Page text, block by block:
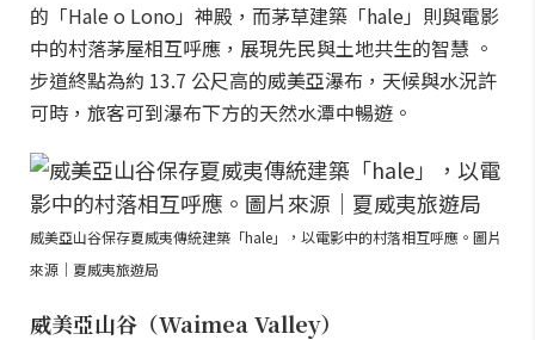
的「Hale o Lono」神殿，而茅草建築「hale」則與電影
中的村落茅屋相互呼應，展現先民與土地共生的智慧 。
步道終點為約 13.7 公尺高的威美亞瀑布，天候與水況許
可時，旅客可到瀑布下方的天然水潭中暢遊。
威美亞山谷保存夏威夷傳統建築「hale」，以電影中的村落相互呼應。圖片
來源｜夏威夷旅遊局
威美亞山谷（Waimea Valley）